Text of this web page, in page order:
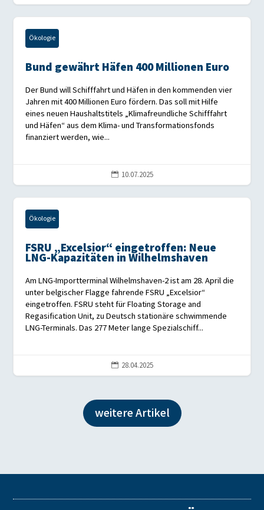
Ökologie
Bund gewährt Häfen 400 Millionen Euro
Der Bund will Schifffahrt und Häfen in den kommenden vier
Jahren mit 400 Millionen Euro fördern. Das soll mit Hilfe
eines neuen Haushaltstitels „Klimafreundliche Schifffahrt
und Häfen“ aus dem Klima- und Transformationsfonds
finanziert werden, wie...
 10.07.2025
Ökologie
FSRU „Excelsior“ eingetroffen: Neue
LNG-Kapazitäten in Wilhelmshaven
Am LNG-Importterminal Wilhelmshaven-2 ist am 28. April die
unter belgischer Flagge fahrende FSRU „Excelsior“
eingetroffen. FSRU steht für Floating Storage and
Regasification Unit, zu Deutsch stationäre schwimmende
LNG-Terminals. Das 277 Meter lange Spezialschiff...
 28.04.2025
weitere Artikel